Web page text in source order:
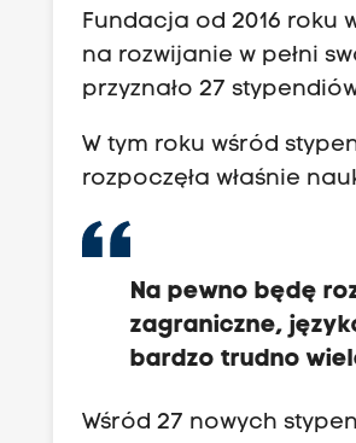
Fundacja od 2016 roku
na rozwijanie w pełni
przyznało 27
W tym roku wśród
rozpoczęła właśnie
Na pewno będę
zagraniczne,
bardzo trudno
Wśród 27 nowych